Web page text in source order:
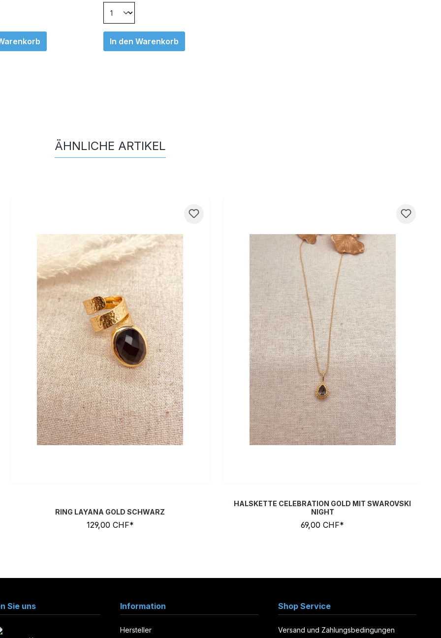
In den Warenkorb
ÄHNLICHE ARTIKEL
RING LAYANA GOLD SCHWARZ
129,00 CHF*
HALSKETTE CELEBRATION GOLD MIT SWAROVSKI
NIGHT
69,00 CHF*
Sie uns Information
Hersteller
Shop Service
Versand und Zahlungsbedingungen